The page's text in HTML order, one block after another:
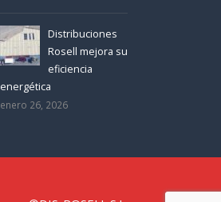
Distribuciones
Rosell mejora su
eficiencia
energética
enero 26, 2026